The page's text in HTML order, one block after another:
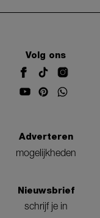
Volg ons
Adverteren
mogelijkheden
Nieuwsbrief
schrijf je in